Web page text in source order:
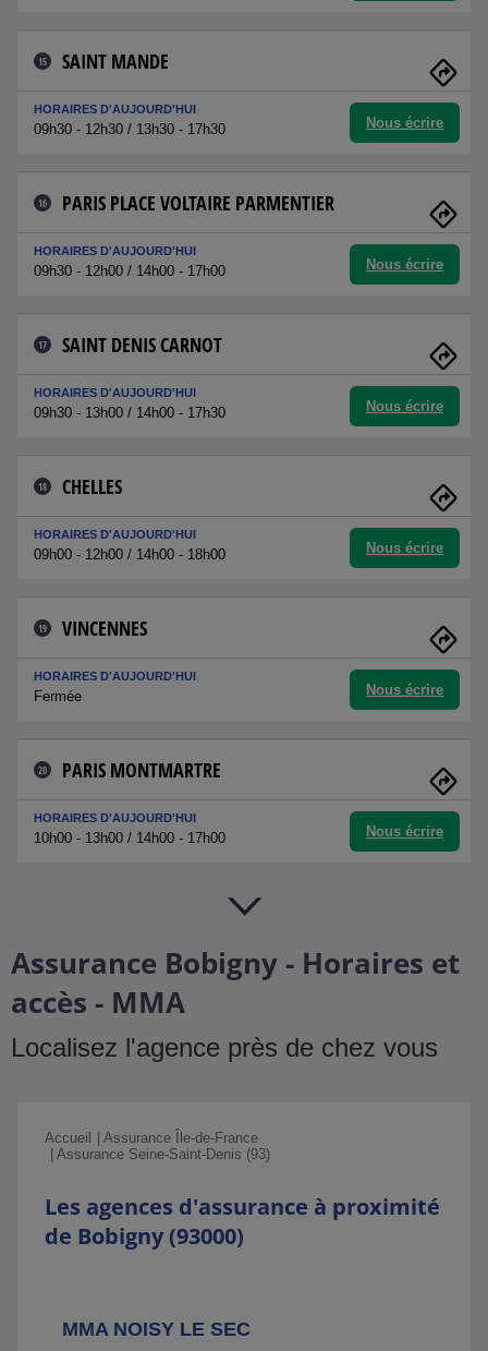
15 SAINT MANDE
HORAIRES D'AUJOURD'HUI
09h30 - 12h30 / 13h30 - 17h30 Nous écrire
16 PARIS PLACE VOLTAIRE PARMENTIER
HORAIRES D'AUJOURD'HUI
09h30 - 12h00 / 14h00 - 17h00 Nous écrire
17 SAINT DENIS CARNOT
HORAIRES D'AUJOURD'HUI
09h30 - 13h00 / 14h00 - 17h30 Nous écrire
18 CHELLES
HORAIRES D'AUJOURD'HUI
09h00 - 12h00 / 14h00 - 18h00 Nous écrire
19 VINCENNES
HORAIRES D'AUJOURD'HUI
Fermée Nous écrire
20 PARIS MONTMARTRE
HORAIRES D'AUJOURD'HUI
10h00 - 13h00 / 14h00 - 17h00 Nous écrire
Assurance Bobigny - Horaires et
accès - MMA
Localisez l'agence près de chez vous
Accueil
Assurance Île-de-France
Assurance Seine-Saint-Denis (93)
Les agences d'assurance à proximité
de Bobigny (93000)
MMA NOISY LE SEC